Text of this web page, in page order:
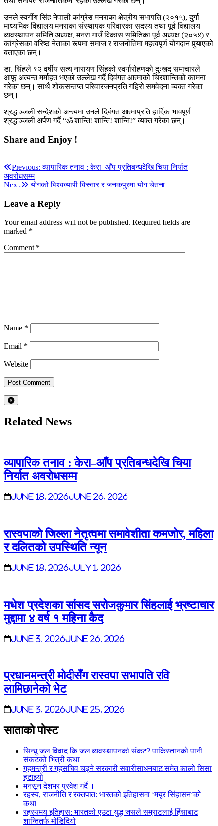
उनले स्वर्गीय सिंह नेपाली कांग्रेस मनराका क्षेत्रीय सभापति (२०१५), दुर्गा
माध्यमिक विद्यालय मनराका संस्थापक परिवारका सदस्य तथा पूर्व विद्यालय
व्यवस्थापन समिति अध्यक्ष, मनरा गाउँ विकास समितिका पूर्व अध्यक्ष (२०५४) र
कांग्रेसका वरिष्ठ नेताका रूपमा समाज र राजनीतिमा महत्वपूर्ण योगदान पुर्‍याएको
बताएका छन्।
डा. सिंहले ९२ वर्षीय सत्य नारायण सिंहको स्वर्गारोहणको दुःखद समाचारले
आफू अत्यन्त मर्माहत भएको उल्लेख गर्दै दिवंगत आत्माको चिरशान्तिको कामना
गरेका छन्। साथै शोकसन्तप्त परिवारजनप्रति गहिरो समवेदना व्यक्त गरेका
छन्।
श्रद्धाञ्जली सन्देशको अन्त्यमा उनले दिवंगत आत्माप्रति हार्दिक भावपूर्ण
श्रद्धाञ्जली अर्पण गर्दै “ॐ शान्ति! शान्ति! शान्ति!” व्यक्त गरेका छन्।
Share and Enjoy !
Post
navigation
Previous: व्यापारिक तनाव : केरा–आँप प्रतिबन्धदेखि चिया निर्यात
अवरोधसम्म
Next:
योगको विश्वव्यापी विस्तार र जनकपुरमा योग चेतना
Leave a Reply
Your email address will not be published. Required fields are
marked *
Comment *
Name *
Email *
Website
Related News
व्यापारिक तनाव : केरा–आँप प्रतिबन्धदेखि चिया
निर्यात अवरोधसम्म
June 18, 2026June 26, 2026
रास्वपाको जिल्ला नेतृत्वमा समावेशीता कमजोर, महिला
र दलितको उपस्थिति न्यून
June 18, 2026July 1, 2026
मधेश प्रदेशका सांसद सरोजकुमार सिंहलाई भ्रष्टाचार
मुद्दामा ४ वर्ष १ महिना कैद
June 3, 2026June 26, 2026
प्रधानमन्त्री मोदीसँग रास्वपा सभापति रवि
लामिछानेको भेट
June 3, 2026June 25, 2026
साताकाे पाेस्ट
सिन्धु जल विवाद कि जल व्यवस्थापनको संकट? पाकिस्तानको पानी
संकटको भित्री कथा
गृहमन्त्री र गृहसचिव चढ्ने सरकारी सवारीसाधनबाट समेत कालो सिसा
हटाइयो
मनसून देशभर प्रवेश गर्दै ।
रहस्य, राजनीति र रक्तपात: भारतको इतिहासमा ‘मयूर सिंहासन’को
कथा
रहस्यमय इतिहास: भारतको एउटा युद्ध जसले सम्राटलाई हिंसाबाट
शान्तितर्फ मोडिदियो